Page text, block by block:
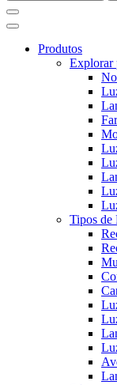
Produtos
Explorar
Tipos de